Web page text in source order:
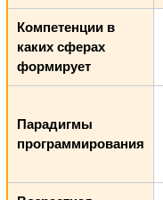
Компетенции в
каких сферах
формирует
Парадигмы
программирования